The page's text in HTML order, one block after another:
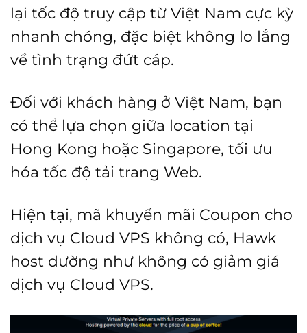
lại tốc độ truy cập từ Việt Nam cực kỳ
nhanh chóng, đặc biệt không lo lắng
về tình trạng đứt cáp.
Đối với khách hàng ở Việt Nam, bạn
có thể lựa chọn giữa location tại
Hong Kong hoặc Singapore, tối ưu
hóa tốc độ tải trang Web.
Hiện tại, mã khuyến mãi Coupon cho
dịch vụ Cloud VPS không có, Hawk
host dường như không có giảm giá
dịch vụ Cloud VPS.